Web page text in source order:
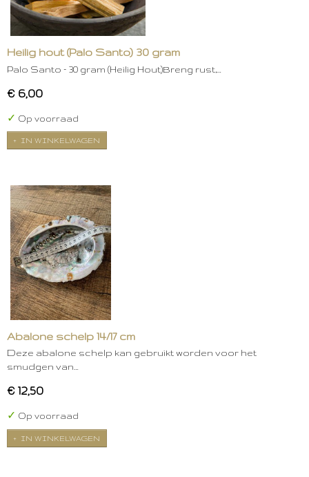
Heilig hout (Palo Santo) 30 gram
Palo Santo – 30 gram (Heilig Hout)Breng rust,…
€ 6,00
✓ Op voorraad
IN WINKELWAGEN
Abalone schelp 14/17 cm
Deze abalone schelp kan gebruikt worden voor het
smudgen van…
€ 12,50
✓ Op voorraad
IN WINKELWAGEN